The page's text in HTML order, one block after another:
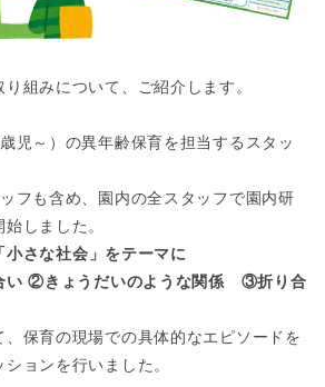
組みについて、ご紹介します。
児～）の異年齢保育を担当するスタッ
フも含め、園内の全スタッフで園内研
しました。
小さな社会」をテーマに
い ②きょうだいのような関係 ③折り合
保育の現場での具体的なエピソードを
ョンを行いました。